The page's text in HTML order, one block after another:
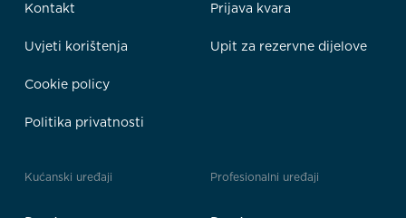
Kontakt
Uvjeti korištenja
Cookie policy
Politika privatnosti
Prijava kvara
Upit za rezervne dijelove
Kućanski uređaji Profesionalni uređaji